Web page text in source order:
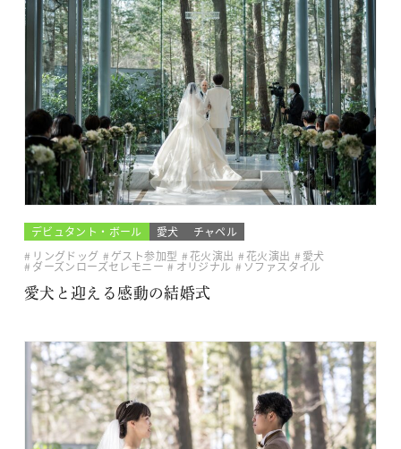
デビュタント・ボール 愛犬
チャペル
リングドッグ
ゲスト参加型 花火演出 花火演出 愛犬
ダーズンローズセレモニー オリジナル
ソファスタイル
愛犬と迎える感動の結婚式